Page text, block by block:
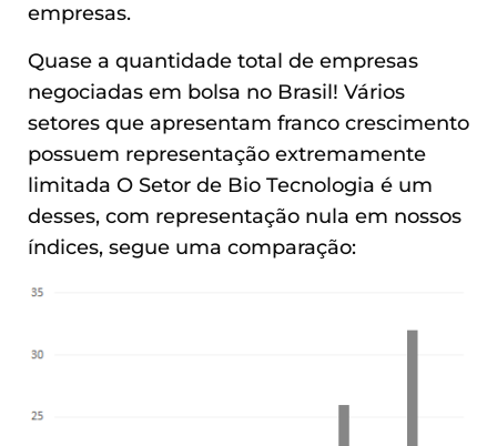
empresas.
Quase a quantidade total de empresas
negociadas em bolsa no Brasil! Vários
setores que apresentam franco crescimento
possuem representação extremamente
limitada O Setor de Bio Tecnologia é um
desses, com representação nula em nossos
índices, segue uma comparação: